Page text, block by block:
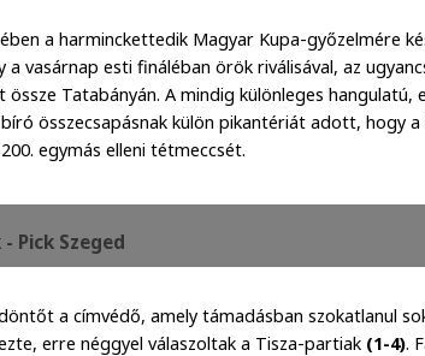
a harminckettedik Magyar Kupa-győzelmére
vasárnap esti fináléban örök riválisával, az
Tatabányán. A mindig különleges hangulatú,
összecsapásnak külön pikantériát adott, hogy a
egymás elleni tétmeccsét.
Pick Szeged
a címvédő, amely támadásban szokatlanul
erre néggyel válaszoltak a Tisza-partiak (1-4).